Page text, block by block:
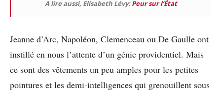
A lire aussi, Elisabeth Lévy:Peur sur l’État
Jeanne d’Arc, Napoléon, Clemenceau ou De Gaulle ont
instillé en nous l’attente d’un génie providentiel. Mais
ce sont des vêtements un peu amples pour les petites
pointures et les demi-intelligences qui grenouillent sous